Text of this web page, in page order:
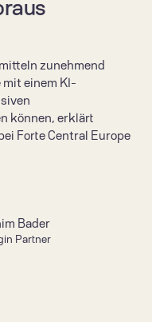
zunehmend
einem KI-
können, erklärt
Forte Central Europe
Bader
Partner